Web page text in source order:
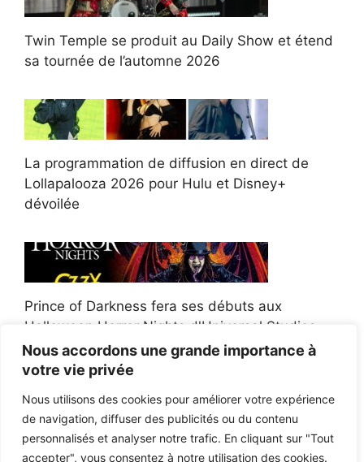
Nous accordons une grande importance à
votre vie privée
Nous utilisons des cookies pour améliorer votre expérience
de navigation, diffuser des publicités ou du contenu
personnalisés et analyser notre trafic. En cliquant sur "Tout
accepter", vous consentez à notre utilisation des cookies.
Twin Temple se produit au Daily Show et étend
sa tournée de l’automne 2026
La programmation de diffusion en direct de
Lollapalooza 2026 pour Hulu et Disney+
dévoilée
Prince of Darkness fera ses débuts aux
Halloween Horror Nights d'Universal Studios
Afroman poursuit un policier de l'Ohio après la
victoire du jury en diffamation